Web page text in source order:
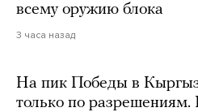
всему оружию блока
3 часа назад
На пик Победы в
только по разрешениям.